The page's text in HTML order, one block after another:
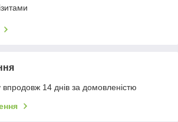
14 днів за домовленістю